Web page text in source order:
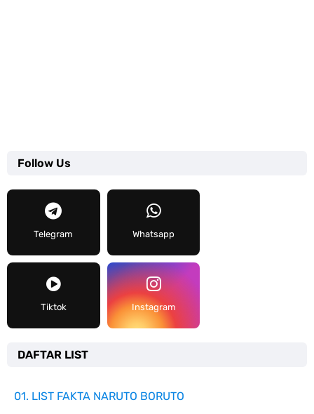
Follow Us
Telegram Whatsapp
Tiktok Instagram
DAFTAR LIST
01. LIST FAKTA NARUTO BORUTO